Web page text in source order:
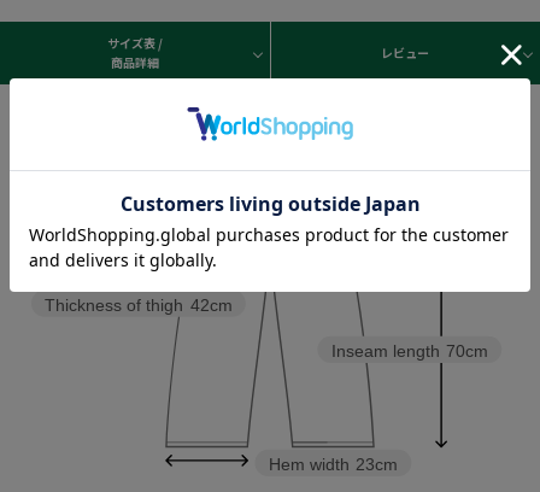
サイズ表 /
商品詳細
レビュー
Inseam length 70cm
Rise length
Hem width 23cm
Thickness of thigh 42cm
Waist